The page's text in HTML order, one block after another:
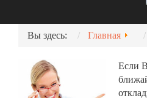
Вы здесь: Главная
Если